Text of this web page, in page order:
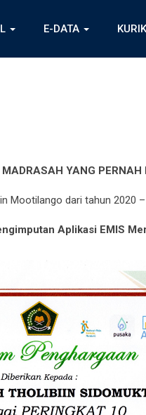
E-DATA
YANG PERNAH
Mootilango dari tahun 2020
Aplikasi EMIS